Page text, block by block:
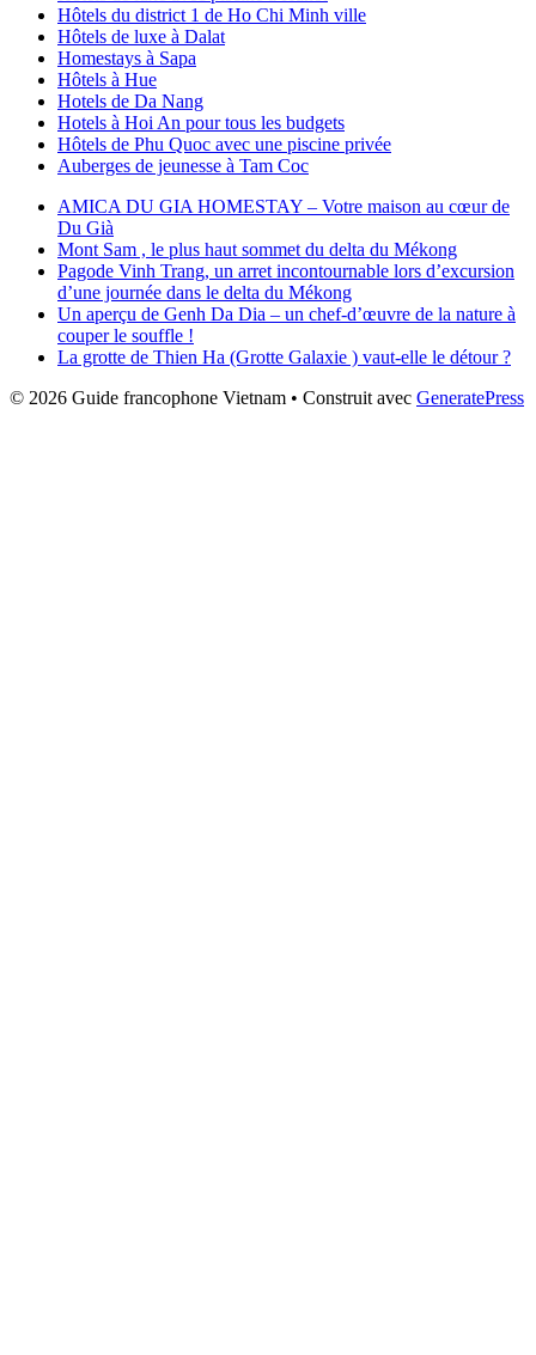
Hôtels du district 1 de Ho Chi Minh ville
Hôtels de luxe à Dalat
Homestays à Sapa
Hôtels à Hue
Hotels de Da Nang
Hotels à Hoi An pour tous les budgets
Hôtels de Phu Quoc avec une piscine privée
Auberges de jeunesse à Tam Coc
AMICA DU GIA HOMESTAY – Votre maison au cœur de
Du Già
Mont Sam , le plus haut sommet du delta du Mékong
Pagode Vinh Trang, un arret incontournable lors d’excursion
d’une journée dans le delta du Mékong
Un aperçu de Genh Da Dia – un chef-d’œuvre de la nature à
couper le souffle !
La grotte de Thien Ha (Grotte Galaxie ) vaut-elle le détour ?
© 2026 Guide francophone Vietnam • Construit avec GeneratePress